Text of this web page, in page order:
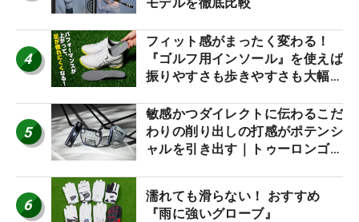
4
フィット感がまったく変わる！
『ゴルフ用インソール』を使えば
振りやすさも歩きやすさも大幅に
5
敏感かつダイレクトに伝わるこだ
わりの削り出しの打感がポテンシ
ャルを引き出す｜トゥーロンゴル
6
濡れても滑らない！ おすすめ
『雨に強いグローブ』